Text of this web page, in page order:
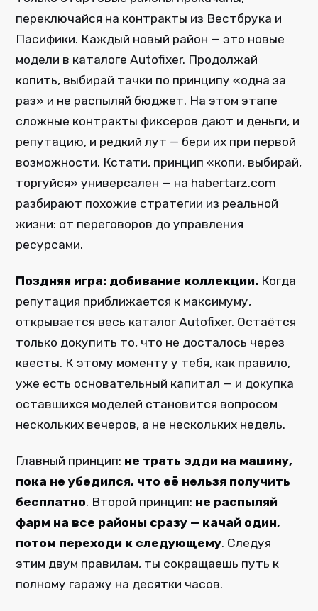
переключайся на контракты из Вестбрука и
Пасифики. Каждый новый район — это новые
модели в каталоге Autofixer. Продолжай
копить, выбирай тачки по принципу «одна за
раз» и не распыляй бюджет. На этом этапе
сложные контракты фиксеров дают и деньги, и
репутацию, и редкий лут — бери их при первой
возможности. Кстати, принцип «копи, выбирай,
торгуйся» универсален — на habertarz.com
разбирают похожие стратегии из реальной
жизни: от переговоров до управления
ресурсами.
Поздняя игра: добивание коллекции. Когда
репутация приближается к максимуму,
открывается весь каталог Autofixer. Остаётся
только докупить то, что не досталось через
квесты. К этому моменту у тебя, как правило,
уже есть основательный капитал — и докупка
оставшихся моделей становится вопросом
нескольких вечеров, а не нескольких недель.
Главный принцип: не трать эдди на машину,
пока не убедился, что её нельзя получить
бесплатно. Второй принцип: не распыляй
фарм на все районы сразу — качай один,
потом переходи к следующему. Следуя
этим двум правилам, ты сокращаешь путь к
полному гаражу на десятки часов.